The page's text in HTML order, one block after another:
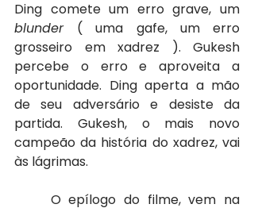
blunder ( uma gafe, um erro
grosseiro em xadrez ). Gukesh
percebe o erro e aproveita a
oportunidade. Ding aperta a mão
de seu adversário e desiste da
partida. Gukesh, o mais novo
campeão da história do xadrez, vai
às lágrimas.